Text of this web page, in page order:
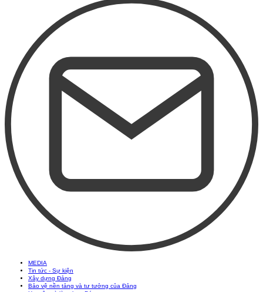
MEDIA
Tin tức - Sự kiện
Xây dựng Đảng
Bảo vệ nền tảng và tư tưởng của Đảng